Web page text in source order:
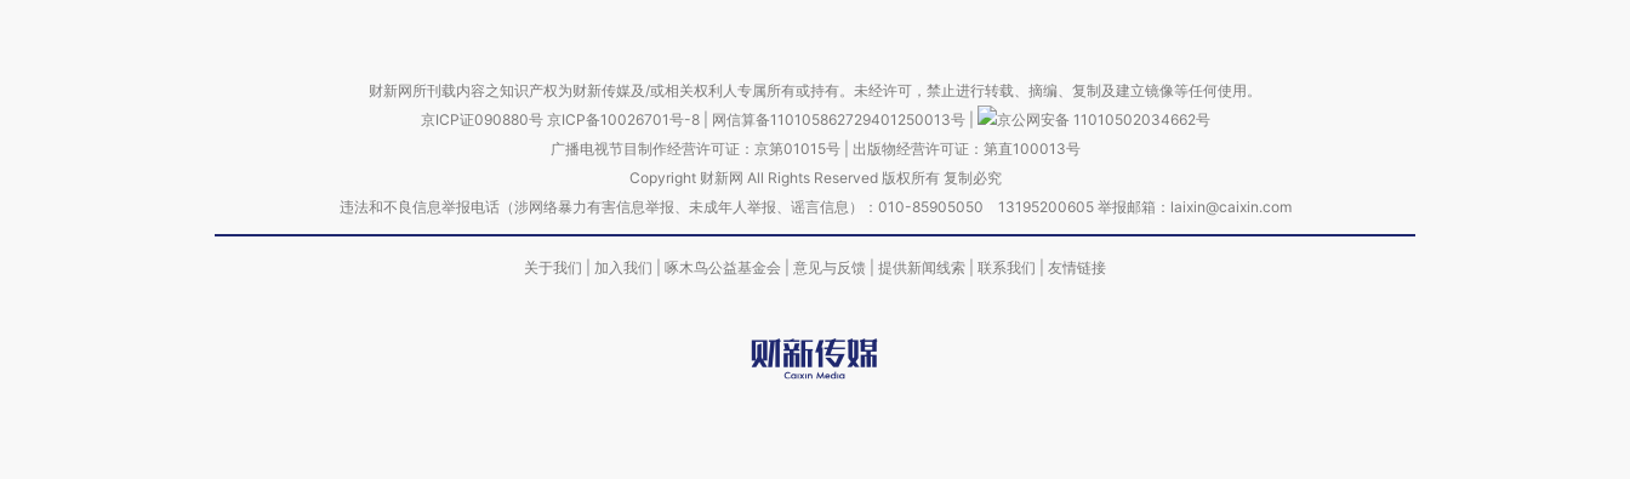
财新网所刊载内容之知识产权为财新传媒及/或相关权利人专属所有或持有。未经许可，禁止进行转载、摘编、复制及建立镜像等任何使用。
京ICP证090880号 京ICP备10026701号-8 网信算备110105862729401250013号
京公网安备 11010502034662号
广播电视节目制作经营许可证：京第01015号| 出版物经营许可证：第直100013号
Copyright 财新网 All Rights Reserved 版权所有 复制必究
违法和不良信息举报电话（涉网络暴力有害信息举报、未成年人举报、谣言信息）：010-85905050 13195200605 举报邮箱：laixin@caixin.com
关于我们 加入我们 啄木鸟公益基金会 意见与反馈 提供新闻线索 联系我们 友情链接